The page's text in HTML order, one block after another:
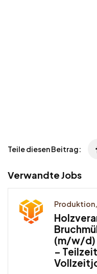
Teile diesen Beitrag:
Verwandte Jobs
(m/w/d)
–